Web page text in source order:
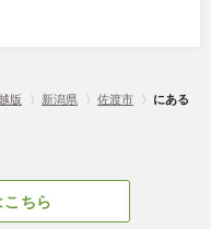
版 〉 新潟県 〉 佐渡市 〉 にある
ちら